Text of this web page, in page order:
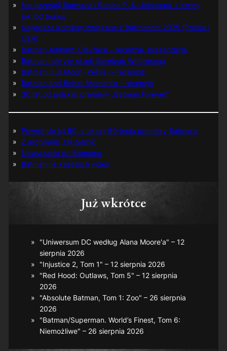
Nie prześpij Batmana i Robina P. K. Johnsona + zimny
jak lód bonus
Najlepsze komiksy związane z Batmanem 2025 (Polska i
USA)
Batman Arkham: Clayface – recenzja, prezentacja
Batman i ukryty skarb Berniego Wrightsona
Batman: Full Moon (Pełnia) – recenzja
Batman and Robin: Memento – recenzja
30 lat od polskiej premiery „Batman Forever”
Powrót do lat 60. z okazji 60-lecia premiery Batmana
Z archiwum TM-Semic
Nawiązania do Batmana
Batman na kasetach video
Już wkrótce
"Uniwersum DC według Alana Moore'a" – 12
sierpnia 2026
"Injustice 2, Tom 1" – 12 sierpnia 2026
"Red Hood: Outlaws, Tom 5" – 12 sierpnia
2026
"Absolute Batman, Tom 1: Zoo" – 26 sierpnia
2026
"Batman/Superman. World’s Finest, Tom 6:
Niemożliwe" – 26 sierpnia 2026